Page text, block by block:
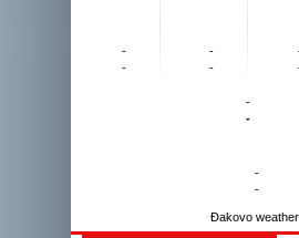
-
-
-
-
-
-
-
-
Đakovo weather